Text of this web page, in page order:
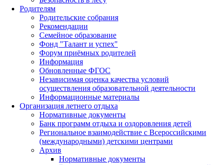
Родителям
Родительские собрания
Рекомендации
Семейное образование
Фонд "Талант и успех"
Форум приёмных родителей
Информация
Обновленные ФГОС
Независимая оценка качества условий
осуществления образовательной деятельности
Информационные материалы
Организация летнего отдыха
Нормативные документы
Банк программ отдыха и оздоровления детей
Региональное взаимодействие с Всероссийскими
(международными) детскими центрами
Архив
Нормативные документы